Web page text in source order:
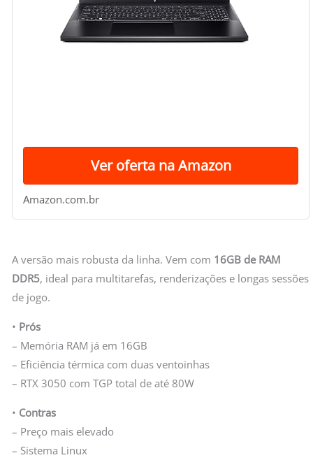
Ver oferta na Amazon
Amazon.com.br
A versão mais robusta da linha. Vem com 16GB de RAM
DDR5, ideal para multitarefas, renderizações e longas sessões
de jogo.
• Prós
– Memória RAM já em 16GB
– Eficiência térmica com duas ventoinhas
– RTX 3050 com TGP total de até 80W
• Contras
– Preço mais elevado
– Sistema Linux